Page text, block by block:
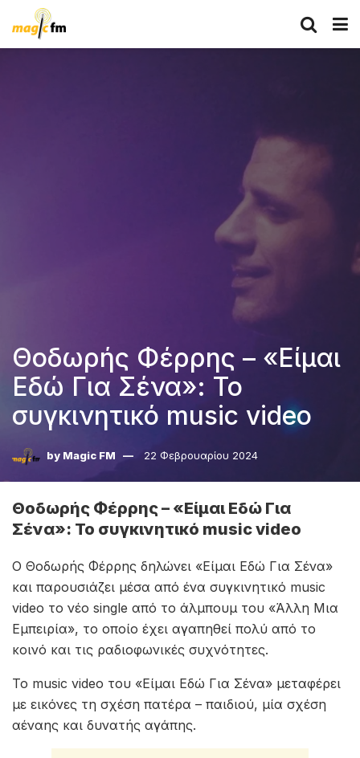
Θοδωρής Φέρρης – «Είμαι
Εδώ Για Σένα»: Το
συγκινητικό music video
by Magic FM 22 Φεβρουαρίου 2024
Θοδωρής Φέρρης – «Είμαι Εδώ Για
Σένα»: Το συγκινητικό music video
Ο Θοδωρής Φέρρης δηλώνει «Είμαι Εδώ Για Σένα»
και παρουσιάζει μέσα από ένα συγκινητικό music
video το νέο single από το άλμπουμ του «Άλλη Μια
Εμπειρία», το οποίο έχει αγαπηθεί πολύ από το
κοινό και τις ραδιοφωνικές συχνότητες.
Το music video του «Είμαι Εδώ Για Σένα» μεταφέρει
με εικόνες τη σχέση πατέρα – παιδιού, μία σχέση
αέναης και δυνατής αγάπης.